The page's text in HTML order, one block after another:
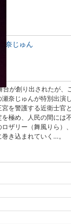
瀬奈じゅん
が創り出されたが
奈じゅんが特別出
を警護する近衛士
極め、人民の間に
ザリー（舞風りら
き込まれていく…。